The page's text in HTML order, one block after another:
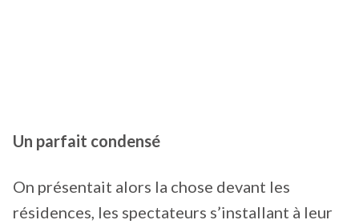
Un parfait condensé
On présentait alors la chose devant les
résidences, les spectateurs s’installant à leur